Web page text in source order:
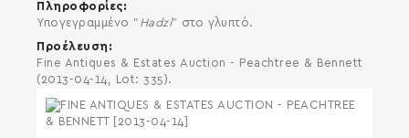
Πληροφορίες
Υπογεγραμμένο " Hadzi" στο γλυπτό.
Προέλευση
Fine Antiques & Estates Auction - Peachtree & Bennett
(2013-04-14, Lot: 335).